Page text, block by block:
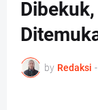
by Redaksi -